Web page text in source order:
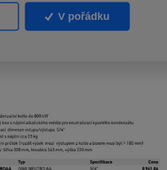
V pořádku